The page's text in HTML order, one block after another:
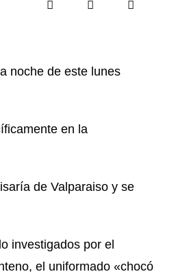
noche de este lunes
en la
de Valparaiso y se
investigados por el
el uniformado «chocó